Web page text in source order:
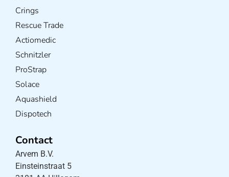
Crings
Rescue Trade
Actiomedic
Schnitzler
ProStrap
Solace
Aquashield
Dispotech
Contact
Arvem B.V.
Einsteinstraat 5